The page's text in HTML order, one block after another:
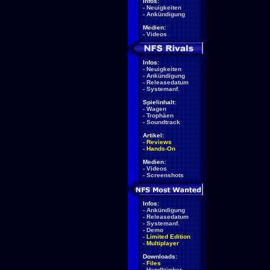
- Neuigkeiten
- Ankündigung
Medien:
- Videos
Infos:
- Neuigkeiten
- Ankündigung
- Releasedatum
- Systemanf.
Spielinhalt:
- Wagen
- Trophäen
- Soundtrack
Artikel:
- Reviews
- Hands-On
Medien:
- Videos
- Screenshots
Infos:
- Ankündigung
- Releasedatum
- Systemanf.
- Demo
- Limited Edition
- Multiplayer
Downloads:
- Files